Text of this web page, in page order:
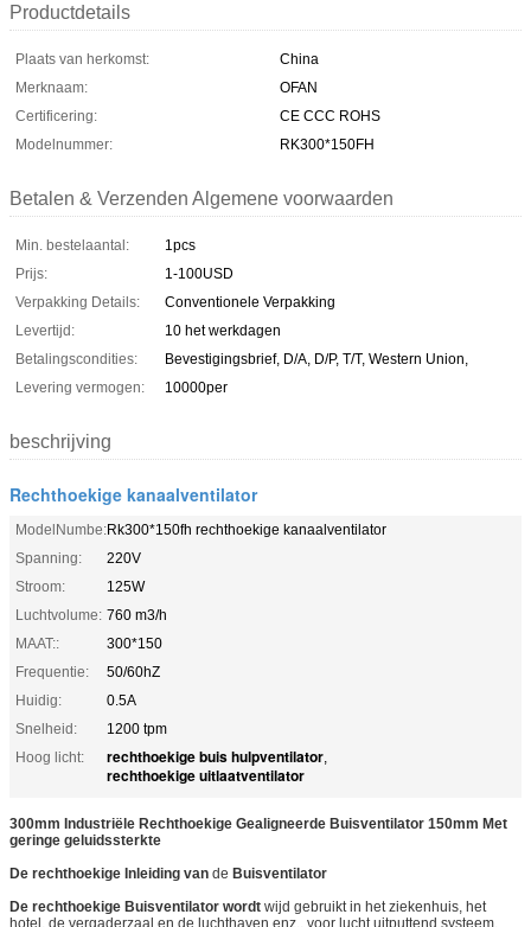
Productdetails
Plaats van herkomst:
China
Merknaam:
OFAN
Certificering:
CE CCC ROHS
Modelnummer:
RK300*150FH
Betalen & Verzenden Algemene voorwaarden
Min. bestelaantal:
1pcs
Prijs:
1-100USD
Verpakking Details:
Conventionele Verpakking
Levertijd:
10 het werkdagen
Betalingscondities:
Bevestigingsbrief, D/A, D/P, T/T, Western Union,
Levering vermogen:
10000per
beschrijving
Rechthoekige kanaalventilator
ModelNumbe:Rk300*150fh rechthoekige kanaalventilator
Spanning:
220V
Stroom:
125W
Luchtvolume: 760 m3/h
MAAT::
300*150
Frequentie:
50/60hZ
Huidig:
0.5A
Snelheid:
1200 tpm
Hoog licht:
rechthoekige buis hulpventilator,
rechthoekige uitlaatventilator
300mm Industriële Rechthoekige Gealigneerde Buisventilator 150mm Met
geringe geluidssterkte
De rechthoekige Inleiding van de Buisventilator
De rechthoekige Buisventilator wordt wijd gebruikt in het ziekenhuis, het
hotel, de vergaderzaal en de luchthaven enz., voor lucht uitputtend systeem.